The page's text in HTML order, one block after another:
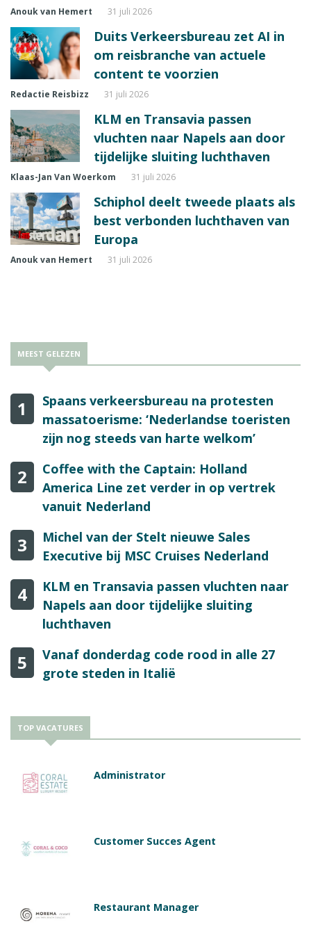
Anouk van Hemert 31 juli 2026
Duits Verkeersbureau zet AI in
om reisbranche van actuele
content te voorzien
Redactie Reisbizz 31 juli 2026
KLM en Transavia passen
vluchten naar Napels aan door
tijdelijke sluiting luchthaven
Klaas-Jan Van Woerkom 31 juli 2026
Schiphol deelt tweede plaats als
best verbonden luchthaven van
Europa
Anouk van Hemert 31 juli 2026
MEEST GELEZEN
1
Spaans verkeersbureau na protesten
massatoerisme: ‘Nederlandse toeristen
zijn nog steeds van harte welkom’
2
Coffee with the Captain: Holland
America Line zet verder in op vertrek
vanuit Nederland
3
Michel van der Stelt nieuwe Sales
Executive bij MSC Cruises Nederland
4
KLM en Transavia passen vluchten naar
Napels aan door tijdelijke sluiting
luchthaven
5
Vanaf donderdag code rood in alle 27
grote steden in Italië
TOP VACATURES
Administrator
Customer Succes Agent
Restaurant Manager